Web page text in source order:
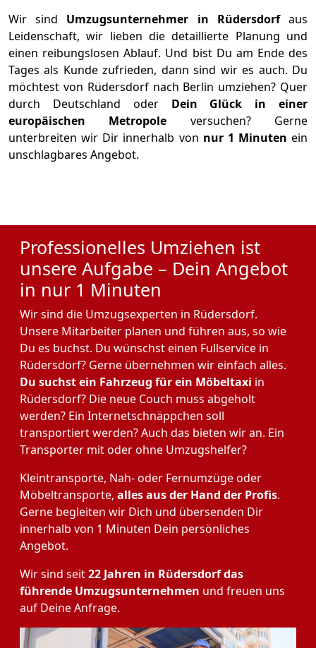
Wir sind Umzugsunternehmer in Rüdersdorfaus
Leidenschaft, wir lieben die detaillierte Planung und
einen reibungslosen Ablauf. Und bist Du am Ende des
Tages als Kunde zufrieden, dann sind wir es auch. Du
möchtest von Rüdersdorf nach Berlin umziehen? Quer
durch Deutschland oder Dein Glück in einer
europäischen Metropole versuchen? Gerne
unterbreiten wir Dir innerhalb von nur 1 Minuten ein
unschlagbares Angebot.
Professionelles Umziehen ist
unsere Aufgabe – Dein Angebot
in nur 1 Minuten
Wir sind die Umzugsexperten in Rüdersdorf.
Unsere Mitarbeiter planen und führen aus, so wie
Du es buchst. Du wünschst einen Fullservice in
Rüdersdorf? Gerne übernehmen wir einfach alles.
Du suchst ein Fahrzeug für ein Möbeltaxi in
Rüdersdorf? Die neue Couch muss abgeholt
werden? Ein Internetschnäppchen soll
transportiert werden? Auch das bieten wir an. Ein
Transporter mit oder ohne Umzugshelfer?
Kleintransporte, Nah- oder Fernumzüge oder
Möbeltransporte, alles aus der Hand der Profis.
Gerne begleiten wir Dich und übersenden Dir
innerhalb von 1 Minuten Dein persönliches
Angebot.
Wir sind seit22 Jahren in Rüdersdorf das
führende Umzugsunternehmen und freuen uns
auf Deine Anfrage.